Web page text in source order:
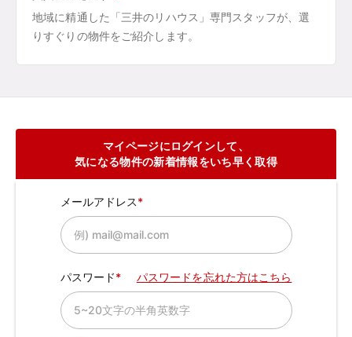
地域に精通した「三井のリハウス」専門スタッフが、選
りすぐりの物件をご紹介します。
マイページにログインして、
気になる物件の新着情報をいち早く取得
メールアドレス
パスワード パスワードを忘れた方はこちら